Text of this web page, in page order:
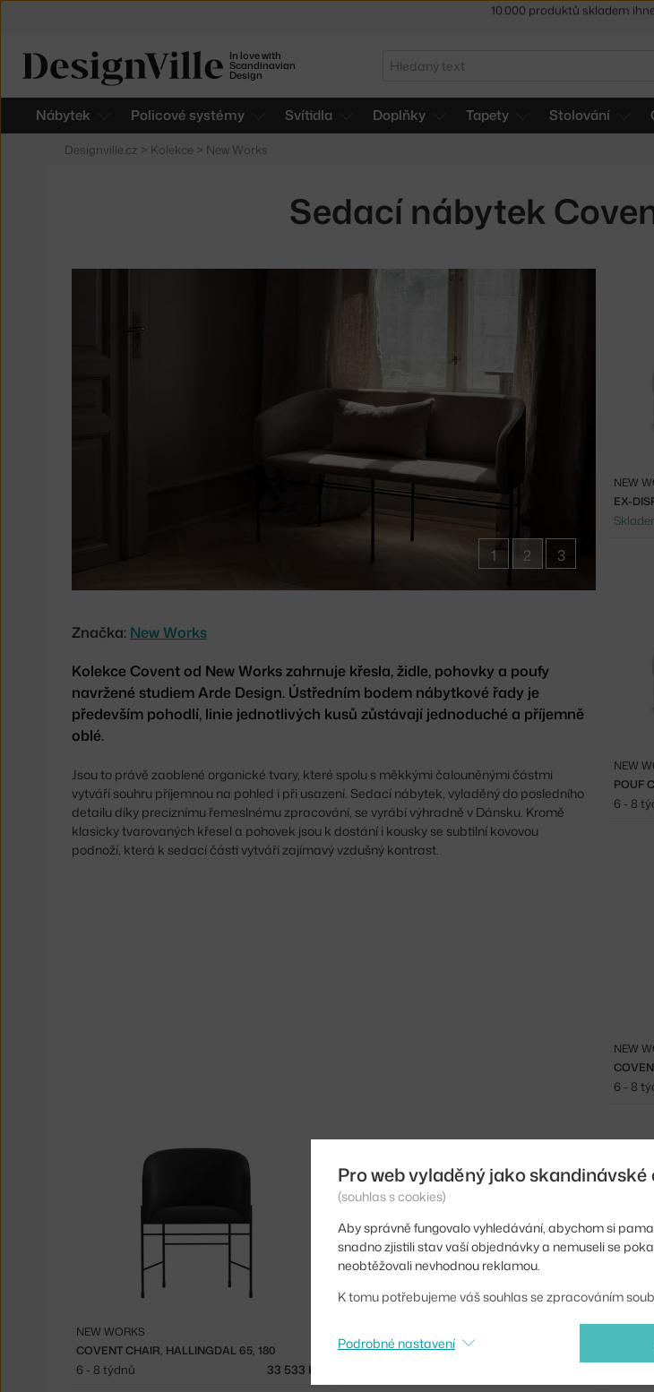
In love with
Scandinavian
Design
Hledat
Nábytek Policové systémy Svítidla Doplňky Tapety Stolování
Designville.cz > Kolekce > New Works
Sedací nábytek
1 2 3
Značka: New Works
Kolekce Covent od New Works zahrnuje křesla, židle, pohovky a poufy
navržené studiem Arde Design. Ústředním bodem nábytkové řady je
především pohodlí, linie jednotlivých kusů zůstávají jednoduché a příjemně
oblé.
Jsou to právě zaoblené organické tvary, které spolu s měkkými čalouněnými částmi
vytváří souhru příjemnou na pohled i při usazení. Sedací nábytek, vyladěný do posledního
detailu díky preciznímu řemeslnému zpracování, se vyrábí výhradně v Dánsku. Kromě
klasicky tvarovaných křesel a pohovek jsou k dostání i kousky se subtilní kovovou
podnoží, která k sedací části vytváří zajímavý vzdušný kontrast.
NEW
POUF
NEW
6 - 8
NEW
6 - 8
COVENT CHAIR, HALLINGDAL 65, 180
NEW WORKS
6 - 8 týdnů 33 533 Kč
COVENT CHAIR, FLOYD 193
Sleva 5 % pro odběratele
Pro web vyladěný jako
(souhlas s cookies)
Aby správně fungovalo vyhledávání, abychom si
snadno zjistili stav vaší objednávky a nemuseli se
neobtěžovali nevhodnou reklamou.
K tomu potřebujeme váš souhlas se zpracováním
Podrobné nastavení